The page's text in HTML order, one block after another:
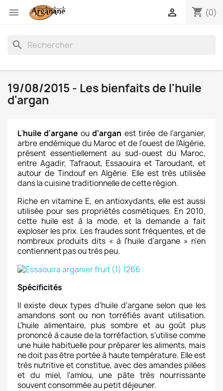
 shopping_cart (0)

search
19/08/2015 - Les bienfaits de l'huile
d'argan
L'huile d'argane oud'argan est tirée de l'arganier,
arbre endémique du Maroc et de l'ouest de l'Algérie,
présent essentiellement au sud-ouest du Maroc,
entre Agadir, Tafraout, Essaouira et Taroudant, et
autour de Tindouf en Algérie. Elle est très utilisée
dans la cuisine traditionnelle de cette région.
Riche en vitamine E, en antioxydants, elle est aussi
utilisée pour ses propriétés cosmétiques. En 2010,
cette huile est à la mode, et la demande a fait
exploser les prix. Les fraudes sont fréquentes, et de
nombreux produits dits « à l'huile d'argane » n'en
contiennent pas ou très peu.
Spécificités
Il existe deux types d'huile d'argane selon que les
amandons sont ou non torréfiés avant utilisation.
L'huile alimentaire, plus sombre et au goût plus
prononcé à cause de la torréfaction, s'utilise comme
une huile habituelle pour préparer les aliments, mais
ne doit pas être portée à haute température. Elle est
très nutritive et constitue, avec des amandes pilées
et du miel, l'amlou, une pâte très nourrissante
souvent consommée au petit déjeuner.